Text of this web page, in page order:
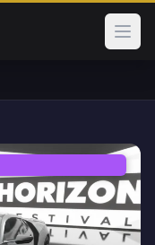
メイ